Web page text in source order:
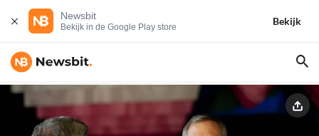
Newsbit
Bekijk in de Google Play store
Bekijk